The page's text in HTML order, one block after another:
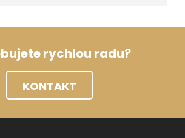
rychlou radu?
KONTAKT